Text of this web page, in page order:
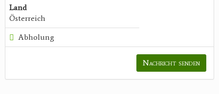
Land
Österreich
Abholung
Nachricht senden